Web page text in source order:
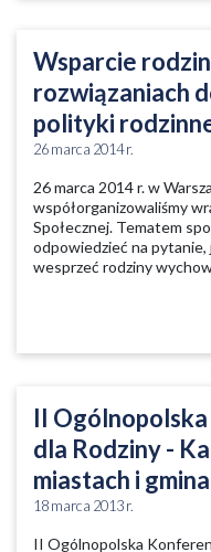
Wsparcie
rozwiązaniach
polityki
26 marca 2014 r.
26 marca 2014 r. w
współorganizowaliśmy
Społecznej. Tematem
odpowiedzieć na
wesprzeć rodziny
II
dla Rodziny -
miastach i
18 marca 2013 r.
II Ogólnopolska